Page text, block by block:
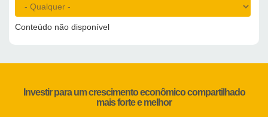
Conteúdo não disponível
Investir para um crescimento econômico compartilhado
mais forte e melhor